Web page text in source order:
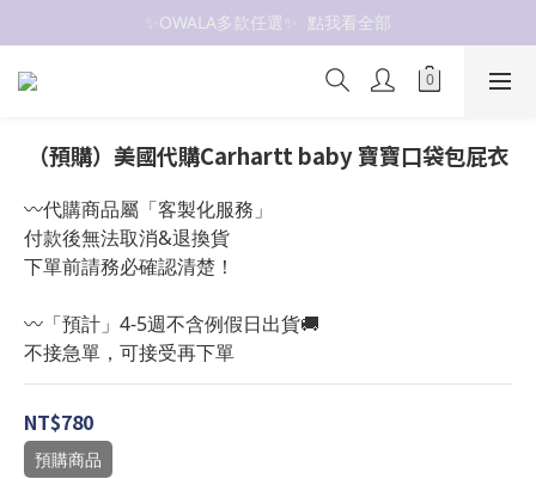
抗UV 50+防曬外套 $299🧊🧊
✨OWALA多款任選✨  點我看全部
抗UV 50+防曬外套 $299🧊🧊
（預購）美國代購Carhartt baby 寶寶口袋包屁衣
〰️代購商品屬「客製化服務」
付款後無法取消&退換貨
下單前請務必確認清楚！
〰️「預計」4-5週不含例假日出貨🚚
不接急單，可接受再下單
NT$780
預購商品